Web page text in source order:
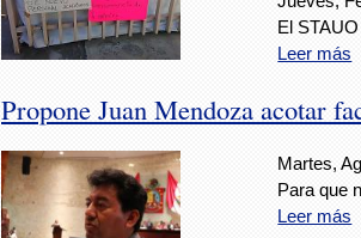
El
Leer más
Propone Juan Mendoza acotar
Martes,
Para que
Leer más